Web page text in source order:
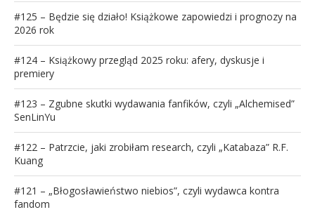
#125 – Będzie się działo! Książkowe zapowiedzi i prognozy na
2026 rok
#124 – Książkowy przegląd 2025 roku: afery, dyskusje i
premiery
#123 – Zgubne skutki wydawania fanfików, czyli „Alchemised”
SenLinYu
#122 – Patrzcie, jaki zrobiłam research, czyli „Katabaza” R.F.
Kuang
#121 – „Błogosławieństwo niebios”, czyli wydawca kontra
fandom